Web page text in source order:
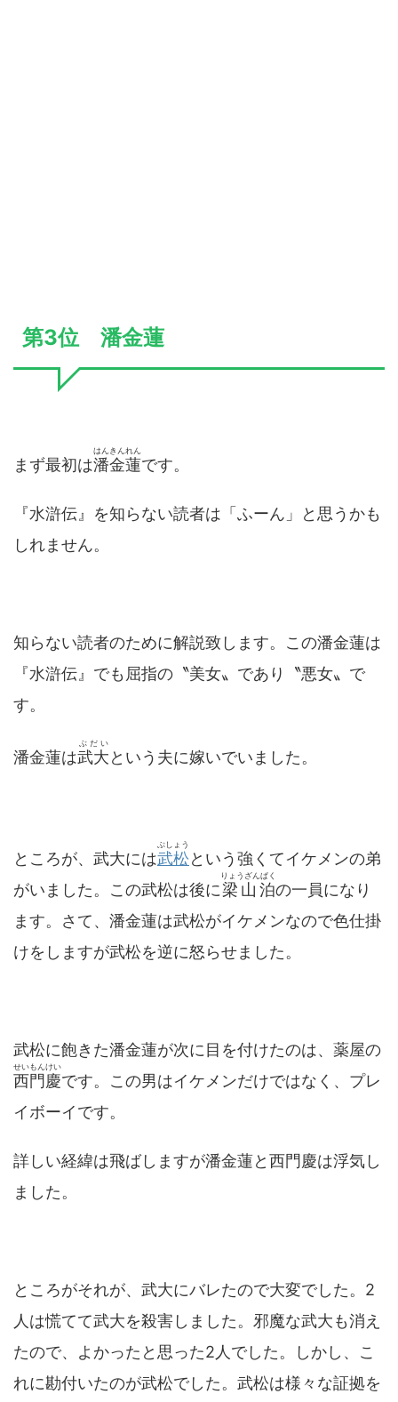
第3位 潘金蓮
まず最初は潘金蓮
はんきんれん
です。
『水滸伝』を知らない読者は「ふーん」と思うかも
しれません。
知らない読者のために解説致します。この潘金蓮は
『水滸伝』でも屈指の〝美女〟であり〝悪女〟で
す。
潘金蓮は武大
ぶだい
という夫に嫁いでいました。
ところが、武大には武松
ぶしょう
という強くてイケメンの弟
がいました。この武松は後に梁山泊
りょうざんぱく
の一員になり
ます。さて、潘金蓮は武松がイケメンなので色仕掛
けをしますが武松を逆に怒らせました。
武松に飽きた潘金蓮が次に目を付けたのは、薬屋の
西門慶
せいもんけい
です。この男はイケメンだけではなく、プレ
イボーイです。
詳しい経緯は飛ばしますが潘金蓮と西門慶は浮気し
ました。
ところがそれが、武大にバレたので大変でした。2
人は慌てて武大を殺害しました。邪魔な武大も消え
たので、よかったと思った2人でした。しかし、こ
れに勘付いたのが武松でした。武松は様々な証拠を